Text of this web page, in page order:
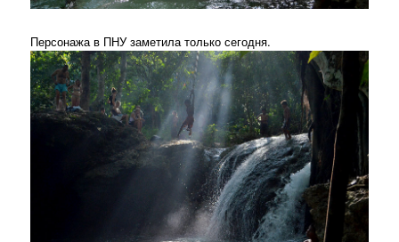
Персонажа в ПНУ заметила только сегодня.